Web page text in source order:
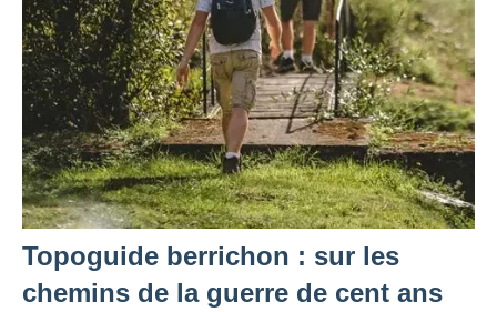
Topoguide berrichon : sur les
chemins de la guerre de cent ans